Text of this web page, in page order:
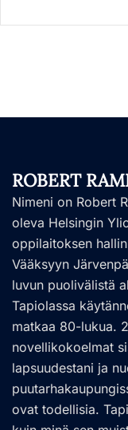
ROBERT
Nimeni on Robert
oleva Helsingin
oppilaitoksen
Vääksyyn
luvun puolivälistä
Tapiolassa
matkaa 80-lukua.
novellikokoelmat
lapsuudestani ja
ovat todellisia.